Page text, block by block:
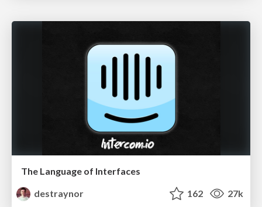
The Language of Interfaces
destraynor
162 27k